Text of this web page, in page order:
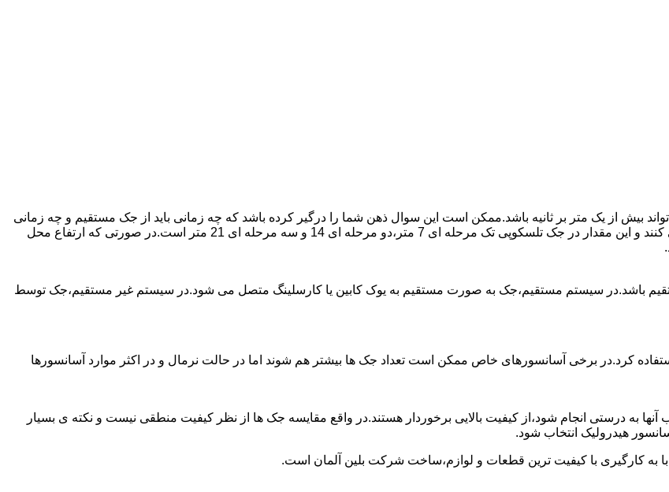
بیش از یک متر بر ثانیه باشد.ممکن است این سوال ذهن شما را درگیر کرده باشد که چه زمانی باید از جک مستقیم و چه زمانی
از جک غیرمستقیم استفاده کنیم؟ جک های مستقیم تا 21 متر را ساپورت می کنند و این مقدار در جک تلسکوپی تک مرحله ای 7 متر،دو مرحله ای 14 و سه مرحله ای 21 متر است.در صورتی که ارتفاع محل
باشد.در سیستم مستقیم،جک به صورت مستقیم به یوک کابین یا کارسلینگ متصل می شود.در سیستم غیر مستقیم،جک توسط
کرد.در برخی آسانسورهای خاص ممکن است تعداد جک ها بیشتر هم شوند اما در حالت نرمال و در اکثر موارد آسانسورها
به درستی انجام شود،از کیفیت بالایی برخوردار هستند.در واقع مقایسه جک ها از نظر کیفیت منطقی نیست و نکته ی بسیار
هیدرولیک انتخاب شود.
با به کارگیری با کیفیت ترین قطعات و لوازم،ساخت شرکت بلین آلمان است.